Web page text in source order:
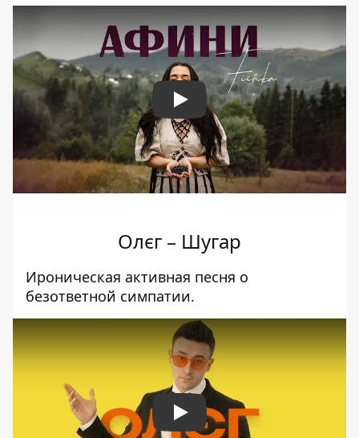
Play
Олєг – Шугар
Ироническая активная песня о
безответной симпатии.
Play